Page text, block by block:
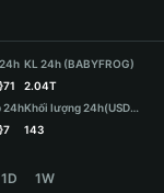
24h
KL 24h (BABYFROG)
2.04T
Khối lượng 24h(USDT)
143
1D 1W